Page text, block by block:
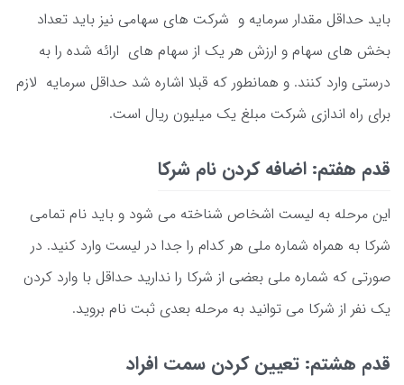
باید حداقل مقدار سرمایه و شرکت های سهامی نیز باید تعداد
بخش های سهام و ارزش هر یک از سهام های ارائه شده را به
درستی وارد کنند. و همانطور که قبلا اشاره شد حداقل سرمایه لازم
برای راه اندازی شرکت مبلغ یک میلیون ریال است.
قدم هفتم: اضافه کردن نام شرکا
این مرحله به لیست اشخاص شناخته می شود و باید نام تمامی
شرکا به همراه شماره ملی هر کدام را جدا در لیست وارد کنید. در
صورتی که شماره ملی بعضی از شرکا را ندارید حداقل با وارد کردن
یک نفر از شرکا می توانید به مرحله بعدی ثبت نام بروید.
قدم هشتم: تعیین کردن سمت افراد